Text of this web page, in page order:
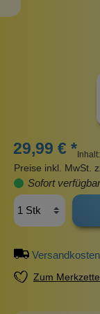
29,99 € * Inhalt:
Preise inkl. MwSt.
Sofort
Versandkosten
Zum